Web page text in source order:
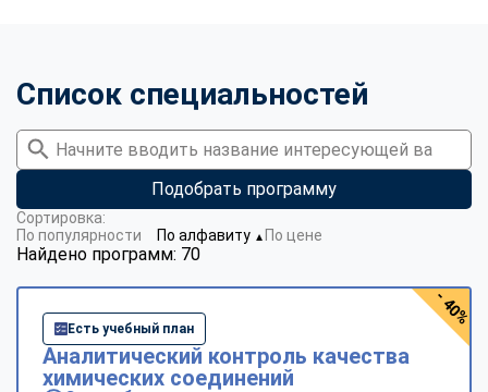
Список специальностей
Подобрать программу
Найдено программ: 70
Сортировка:
По популярности
По алфавиту ▼ По цене
Есть учебный план
Аналитический контроль качества
химических соединений
- 40%